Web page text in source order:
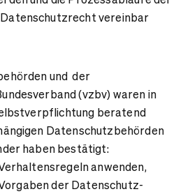
vereinbar
und der
(vzbv) waren in
beratend
Datenschutzbehörden
haben bestätigt:
anwenden,
der Datenschutz-